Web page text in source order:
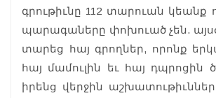
գրութիւնը 112 տարուան կեանք
պարագաները փոխուած չեն.
տարեց հայ գրողներ, որոնք
հայ մամուլին եւ հայ դպրոցին
իրենց վերջին